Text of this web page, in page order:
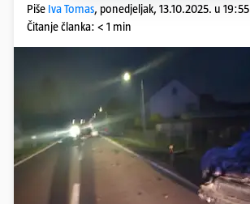
Piše Iva Tomas, ponedjeljak, 13.10.2025. u 19:55
Čitanje članka: < 1 min